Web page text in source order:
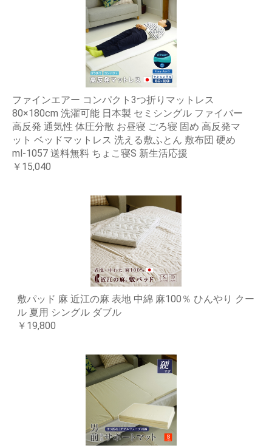
ファインエアー コンパクト3つ折りマットレス
80×180cm 洗濯可能 日本製 セミシングル ファイバー
高反発 通気性 体圧分散 お昼寝 ごろ寝 固め 高反発マ
ット ベッドマットレス 洗える敷ふとん 敷布団 硬め
ml-1057 送料無料 ちょこ寝S 新生活応援
￥15,040
敷パッド 麻 近江の麻 表地 中綿 麻100％ ひんやり クー
ル 夏用 シングル ダブル
￥19,800